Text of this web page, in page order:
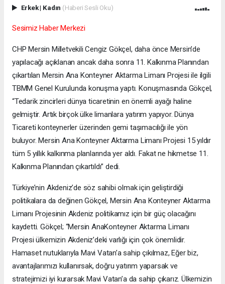
Erkek| Kadın (Haberi Sesli Oku)
Sesimiz Haber Merkezi
CHP Mersin Milletvekili Cengiz Gökçel, daha önce Mersin’de
yapılacağı açıklanan ancak daha sonra 11. Kalkınma Planından
çıkartılan Mersin Ana Konteyner Aktarma Limanı Projesi ile ilgili
TBMM Genel Kurulunda konuşma yaptı. Konuşmasında Gökçel,
“Tedarik zincirleri dünya ticaretinin en önemli ayağı haline
gelmiştir. Artık birçok ülke limanlara yatırım yapıyor. Dünya
Ticareti konteynerler üzerinden gemi taşımacılığı ile yön
buluyor. Mersin Ana Konteyner Aktarma Limanı Projesi 15 yıldır
tüm 5 yıllık kalkınma planlarında yer aldı. Fakat ne hikmetse 11.
Kalkınma Planından çıkartıldı” dedi.
Türkiye’nin Akdeniz’de söz sahibi olmak için geliştirdiği
politikalara da değinen Gökçel, Mersin Ana Konteyner Aktarma
Limanı Projesinin Akdeniz politikamız için bir güç olacağını
kaydetti. Gökçel; “Mersin AnaKonteyner Aktarma Limanı
Projesi ülkemizin Akdeniz’deki varlığı için çok önemlidir.
Hamaset nutuklarıyla Mavi Vatan’a sahip çıkılmaz, Eğer biz,
avantajlarımızı kullanırsak, doğru yatırım yaparsak ve
stratejimizi iyi kurarsak Mavi Vatan’a da sahip çıkarız. Ülkemizin